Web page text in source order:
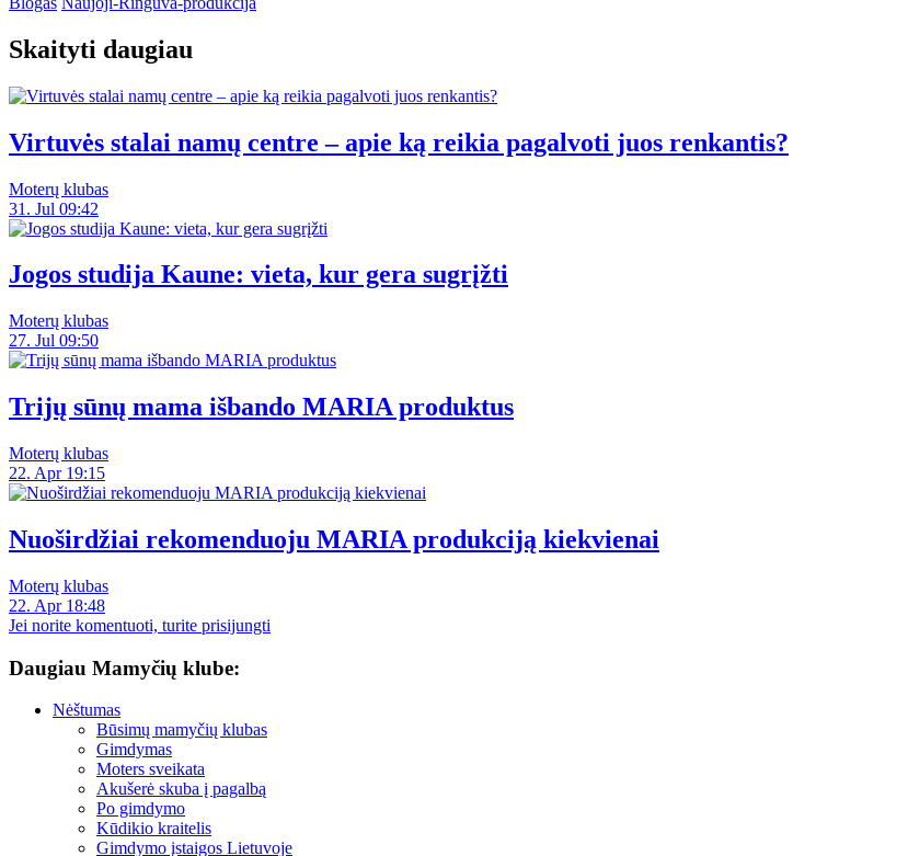
Skaityti daugiau
Virtuvės stalai namų centre – apie ką reikia pagalvoti juos renkantis?
Moterų klubas
31. Jul 09:42
Jogos studija Kaune: vieta, kur gera sugrįžti
Moterų klubas
27. Jul 09:50
Trijų sūnų mama išbando MARIA produktus
Moterų klubas
22. Apr 19:15
Nuoširdžiai rekomenduoju MARIA produkciją kiekvienai
Moterų klubas
22. Apr 18:48
Jei norite komentuoti, turite prisijungti
Daugiau Mamyčių klube:
Nėštumas
Būsimų mamyčių klubas
Gimdymas
Moters sveikata
Akušerė skuba į pagalbą
Po gimdymo
Kūdikio kraitelis
Gimdymo įstaigos Lietuvoje